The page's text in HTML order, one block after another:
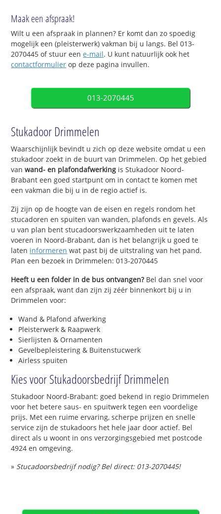
Maak een afspraak!
Wilt u een afspraak in plannen? Er komt dan zo spoedig
mogelijk een (pleisterwerk) vakman bij u langs. Bel 013-
2070445 of stuur eene-mail. U kunt natuurlijk ook het
contactformulier op deze pagina invullen.
013-2070445
Stukadoor Drimmelen
Waarschijnlijk bevindt u zich op deze website omdat u een
stukadoor zoekt in de buurt van Drimmelen. Op het gebied
vanwand- en plafondafwerking is Stukadoor Noord-
Brabant een goed startpunt om in contact te komen met
een vakman die bij u in de regio actief is.
Zij zijn op de hoogte van de eisen en regels rondom het
stucadoren en spuiten van wanden, plafonds en gevels. Als
u van plan bent stucadoorswerkzaamheden uit te laten
voeren in Noord-Brabant, dan is het belangrijk u goed te
laten informeren wat past bij de uitstraling van het pand.
Plan een bezoek in Drimmelen: 013-2070445
Heeft u een folder in de bus ontvangen?Bel dan snel voor
een afspraak, want dan zijn zij zéér binnenkort bij u in
Drimmelen voor:
Wand & Plafond afwerking
Pleisterwerk & Raapwerk
Sierlijsten & Ornamenten
Gevelbepleistering & Buitenstucwerk
Airless spuiten
Kies voor Stukadoorsbedrijf Drimmelen
Stukadoor Noord-Brabant: goed bekend in regio Drimmelen
voor het betere saus- en spuitwerk tegen een voordelige
prijs. Met een ruime ervaring, scherpe prijzen en snelle
service zijn de stukadoors het hele jaar door actief. Bel
direct als u woont in ons verzorgingsgebied met postcode
4924 en omgeving.
» Stucadoorsbedrijf nodig? Bel direct: 013-2070445!